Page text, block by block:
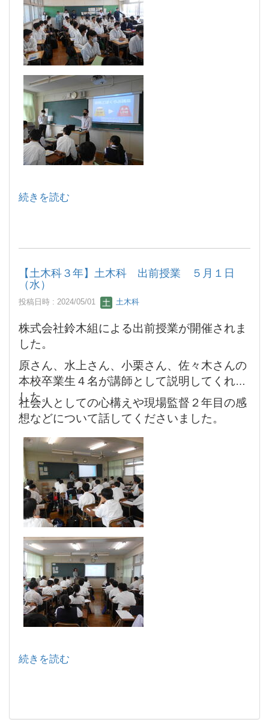
続きを読む
【土木科３年】土木科 出前授業 ５月１日
（水）
投稿日時 : 2024/05/01 土木科
株式会社鈴木組による出前授業が開催されま
した。
原さん、水上さん、小栗さん、佐々木さんの
本校卒業生４名が講師として説明してくれま
した。
社会人としての心構えや現場監督２年目の感
想などについて話してくださいました。
続きを読む